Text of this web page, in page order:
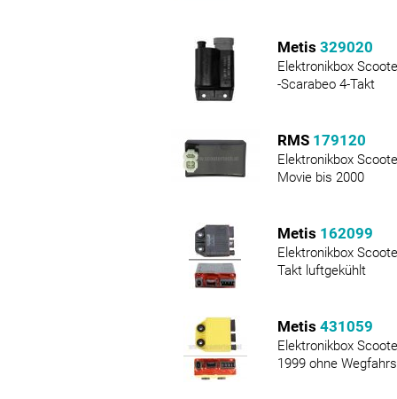
Metis 329020
Elektronikbox
-Scarabeo 4-Takt
RMS 179120
Elektronikbox
Movie bis 2000
Metis 162099
Elektronikbox
Takt luftgekühlt
Metis 431059
Elektronikbox
1999 ohne